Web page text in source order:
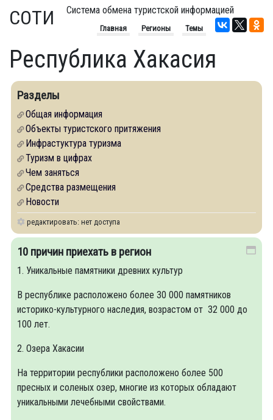
СОТИ Система обмена туристской информацией
Главная Регионы Темы
Республика Хакасия
Разделы
Общая информация
Объекты туристского притяжения
Инфрастуктура туризма
Туризм в цифрах
Чем заняться
Средства размещения
Новости
редактировать: нет доступа
10 причин приехать в регион
1. Уникальные памятники древних культур
В республике расположено более 30 000 памятников
историко-культурного наследия, возрастом от 32 000 до
100 лет.
2. Озера Хакасии
На территории республики расположено более 500
пресных и соленых озер, многие из которых обладают
уникальными лечебными свойствами.